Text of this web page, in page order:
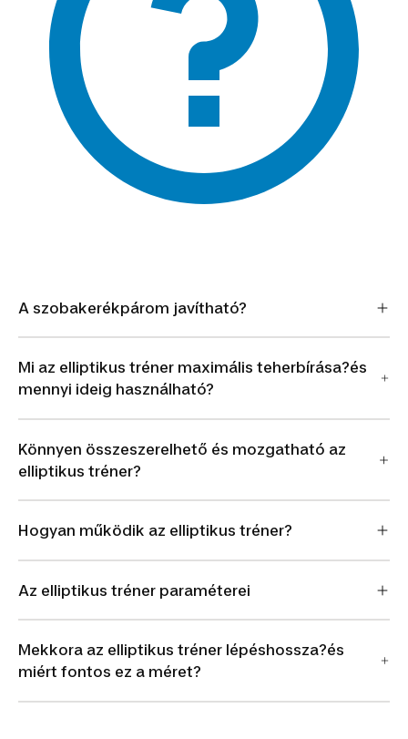
A szobakerékpárom javítható?
Mi az elliptikus tréner maximális teherbírása?és
mennyi ideig használható?
Könnyen összeszerelhető és mozgatható az
elliptikus tréner?
Hogyan működik az elliptikus tréner?
Az elliptikus tréner paraméterei
Mekkora az elliptikus tréner lépéshossza?és
miért fontos ez a méret?